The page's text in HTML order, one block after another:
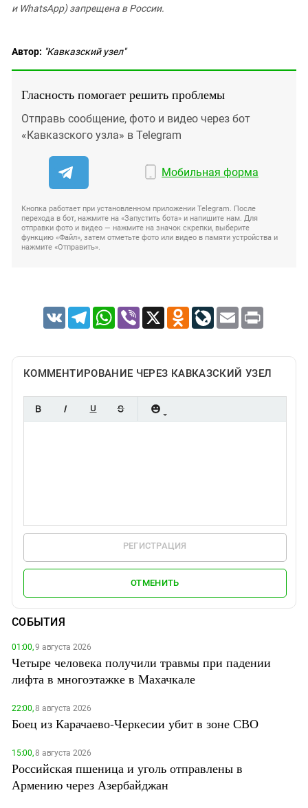
и WhatsApp) запрещена в России.
Автор: "Кавказский узел"
Гласность помогает решить проблемы
Отправь сообщение, фото и видео через бот
«Кавказского узла» в Telegram
Мобильная форма
Кнопка работает при установленном приложении Telegram. После
перехода в бот, нажмите на «Запустить бота» и напишите нам. Для
отправки фото и видео — нажмите на значок скрепки, выберите
функцию «Файл», затем отметьте фото или видео в памяти устройства и
нажмите «Отправить».
VK TelegramWhatsApp
Viber X Odnoklassniki
LiveJournal
Email Print
КОММЕНТИРОВАНИЕ ЧЕРЕЗ КАВКАЗСКИЙ УЗЕЛ
РЕГИСТРАЦИЯ
ОТМЕНИТЬ
СОБЫТИЯ
01:00,9 августа 2026
Четыре человека получили травмы при падении
лифта в многоэтажке в Махачкале
22:00,8 августа 2026
Боец из Карачаево-Черкесии убит в зоне СВО
15:00,8 августа 2026
Российская пшеница и уголь отправлены в
Армению через Азербайджан